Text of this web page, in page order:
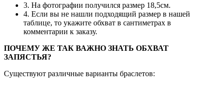
3. На фотографии получился размер 18,5см.
4. Если вы не нашли подходящий размер в нашей
таблице, то укажите обхват в сантиметрах в
комментарии к заказу.
ПОЧЕМУ ЖЕ ТАК ВАЖНО ЗНАТЬ ОБХВАТ
ЗАПЯСТЬЯ?
Существуют различные варианты браслетов: